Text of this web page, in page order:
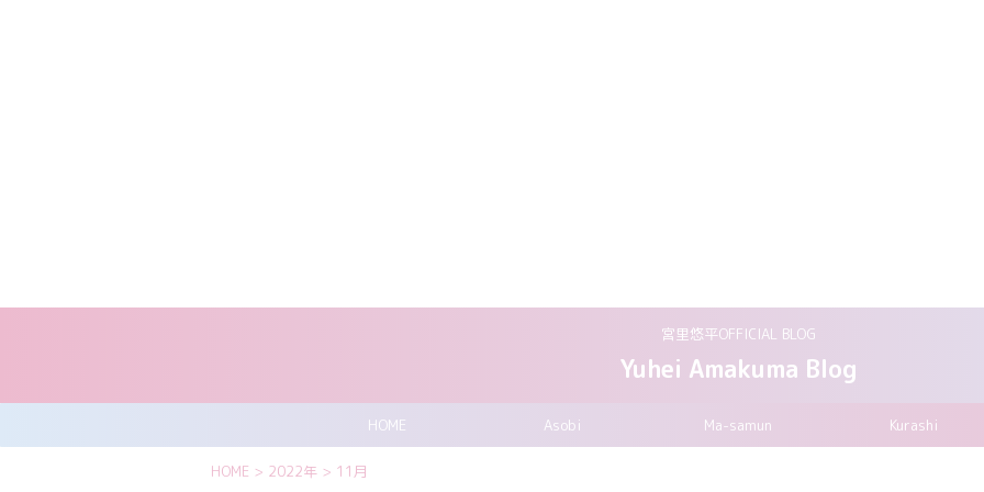
宮里悠平OFFICIAL BLOG
Yuhei Amakuma Blog
HOME Asobi Ma-samun Kurashi
HOME > 2022年 > 11月